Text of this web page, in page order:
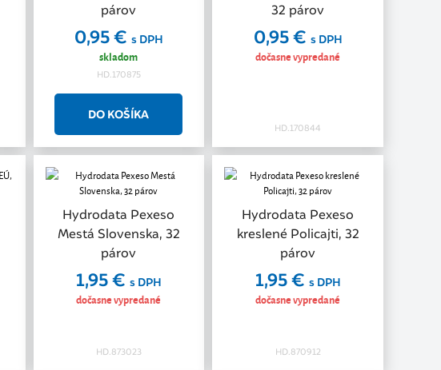
párov
0,95 € s DPH
skladom
HD.170875
32 párov
0,95 € s DPH
dočasne vypredané
HD.170844
Hydrodata Pexeso
Mestá Slovenska, 32
párov
1,95 € s DPH
dočasne vypredané
HD.873023
Hydrodata Pexeso
kreslené Policajti, 32
párov
1,95 € s DPH
dočasne vypredané
HD.870912